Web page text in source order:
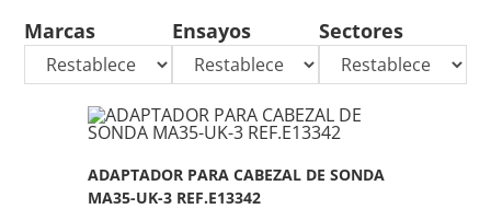
Marcas Ensayos Sectores
ADAPTADOR PARA CABEZAL DE SONDA
MA35-UK-3 REF.E13342